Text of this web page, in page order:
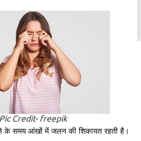
Pic Credit- freepik
के समय आंखों में जलन की शिकायत रहती है।